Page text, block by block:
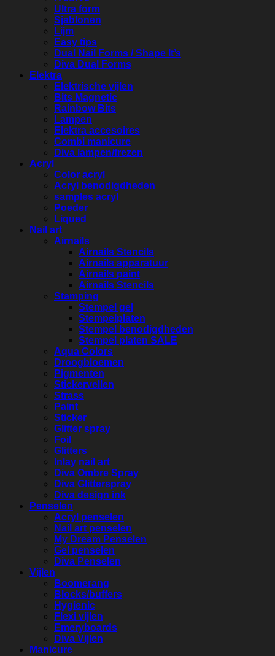
Ultra form
Sjablonen
Lijm
Easy tips
Dual Nail Forms / Shape It’s
Diva Dual Forms
Elektra
Elektrische vijlen
Bits Magnetic
Rainbow Bits
Lampen
Elektra accesoires
Combi manicure
Diva lampen/frezen
Acryl
Color acryl
Acryl benodigdheden
samples acryl
Poeder
Liqued
Nail art
Airnails
Airnails Stencils
Airnails apparatuur
Airnails paint
Airnails Stencils
Stamping
Stempel gel
Stempelplaten
Stempel benodigdheden
Stempel platen SALE
Aqua Colors
Droogbloemen
Pigmenten
Stickervellen
Strass
Paint
Sticker
Glitter spray
Foil
Glitters
Inlay nail art
Diva Ombre Spray
Diva Glitterspray
Diva design ink
Penselen
Acryl penselen
Nail art penselen
My Dream Penselen
Gel penselen
Diva Penselen
Vijlen
Boomerang
Blocks/buffers
Hygienic
Flexi vijlen
Emeryboards
Diva Vijlen
Manicure